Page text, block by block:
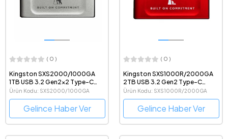
( 0 )
Kingston SXS2000/1000GA
1TB USB 3.2 Gen2x2 Type-C
2000MB Okuma/2000MB
Yazma Gri Taşınabilir Harici SSD
Ürün Kodu: SXS2000/1000GA
Gelince Haber Ver
( 0 )
Kingston SXS1000R/2000GA
2TB USB 3.2 Gen2 Type-C
1050MB Okuma/1000MB Yazma
Kırmızı Taşınabilir Harici SSD
Ürün Kodu: SXS1000R/2000GA
Gelince Haber Ver